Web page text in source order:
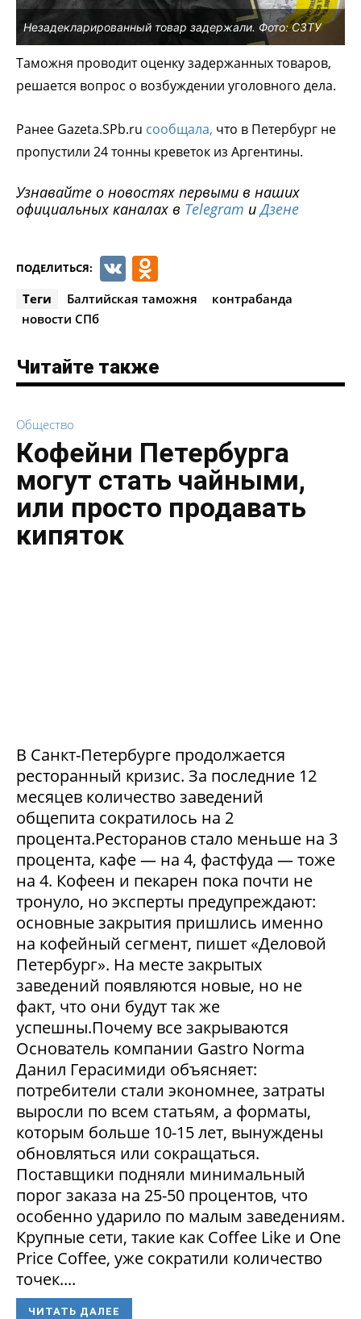
Незадекларированный товар задержали. Фото: СЗТУ
Таможня проводит оценку задержанных товаров,
решается вопрос о возбуждении уголовного дела.
Ранее Gazeta.SPb.ru сообщала, что в Петербург не
пропустили 24 тонны креветок из Аргентины.
Узнавайте о новостях первыми в наших
официальных каналах в Telegram иДзене
ПОДЕЛИТЬСЯ: VK
Теги Балтийская таможня
контрабанда
новости СПб
Читайте также
Общество
Кофейни Петербурга
могут стать чайными,
или просто продавать
кипяток
В Санкт-Петербурге продолжается
ресторанный кризис. За последние 12
месяцев количество заведений
общепита сократилось на 2
процента.Ресторанов стало меньше на 3
процента, кафе — на 4, фастфуда — тоже
на 4. Кофеен и пекарен пока почти не
тронуло, но эксперты предупреждают:
основные закрытия пришлись именно
на кофейный сегмент, пишет «Деловой
Петербург». На месте закрытых
заведений появляются новые, но не
факт, что они будут так же
успешны.Почему все закрываются
Основатель компании Gastro Norma
Данил Герасимиди объясняет:
потребители стали экономнее, затраты
выросли по всем статьям, а форматы,
которым больше 10-15 лет, вынуждены
обновляться или сокращаться.
Поставщики подняли минимальный
порог заказа на 25-50 процентов, что
особенно ударило по малым заведениям.
Крупные сети, такие как Coffee Like и One
Price Coffee, уже сократили количество
точек....
ЧИТАТЬ ДАЛЕЕ